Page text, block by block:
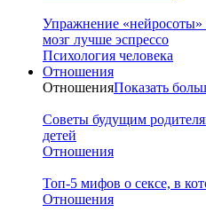
Упражнение «нейросоты»
мозг лучше эспрессо
Психология человека
Отношения
ОтношенияПоказать
Советы будущим
детей
Отношения
Топ-5 мифов о сексе, в
Отношения